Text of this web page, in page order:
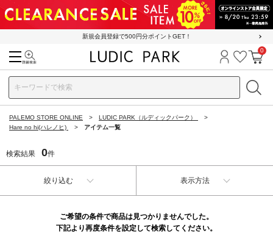
新規会員登録で500円分ポイントGET！
ログイン
お気に
カ
0
PALEMO STORE ONLINE
LUDIC PARK（ルディックパーク）
Hare no hi(ハレノヒ)
アイテム一覧
検索結果 0件
絞り込む 表示方法
ご希望の条件で商品は見つかりませんでした。
下記より再度条件を設定して検索してください。